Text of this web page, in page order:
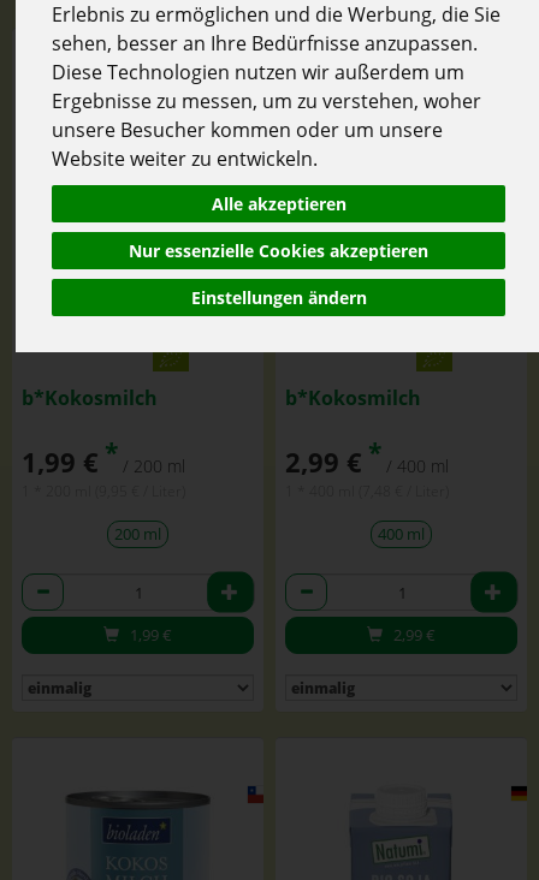
Erlebnis zu ermöglichen und die Werbung, die Sie
sehen, besser an Ihre Bedürfnisse anzupassen.
Diese Technologien nutzen wir außerdem um
Ergebnisse zu messen, um zu verstehen, woher
unsere Besucher kommen oder um unsere
Website weiter zu entwickeln.
Alle akzeptieren
Nur essenzielle Cookies akzeptieren
Einstellungen ändern
b*Kokosmilch
1,99 € * / 200 ml
200 ml
Anzahl
1,99€
b*Kokosmilch
2,99 € * / 400 ml
400 ml
Anzahl
2,99€